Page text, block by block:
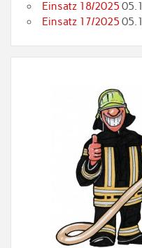
Einsatz 18/2025
Einsatz 17/2025